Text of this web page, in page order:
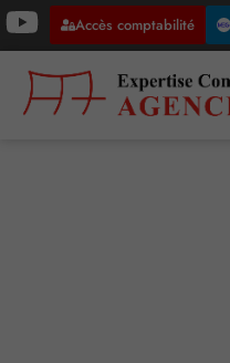
Accès comptabilité